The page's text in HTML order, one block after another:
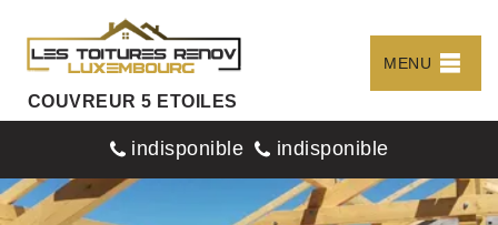
COUVREUR 5 ETOILES
MENU
indisponible indisponible